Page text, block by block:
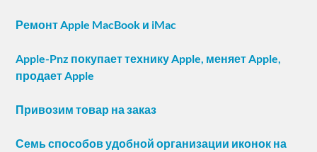
Ремонт Apple MacBook и iMac
Apple-Pnz покупает технику Apple, меняет Apple,
продает Apple
Привозим товар на заказ
Семь способов удобной организации иконок на